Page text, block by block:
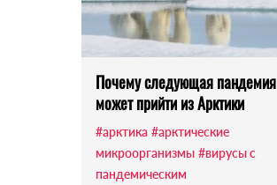
Почему следующая пандемия
может прийти из Арктики
#арктика #арктические
микроорганизмы #вирусы с
пандемическим